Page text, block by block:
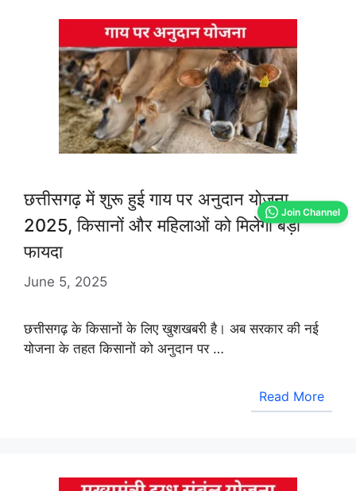
छत्तीसगढ़ में शुरू हुई गाय पर अनुदान योजना
2025, किसानों और महिलाओं को मिलेगा बड़ा
फायदा
June 5, 2025
छत्तीसगढ़ के किसानों के लिए खुशखबरी है। अब सरकार की नई
योजना के तहत किसानों को अनुदान पर …
Read More
Join Channel